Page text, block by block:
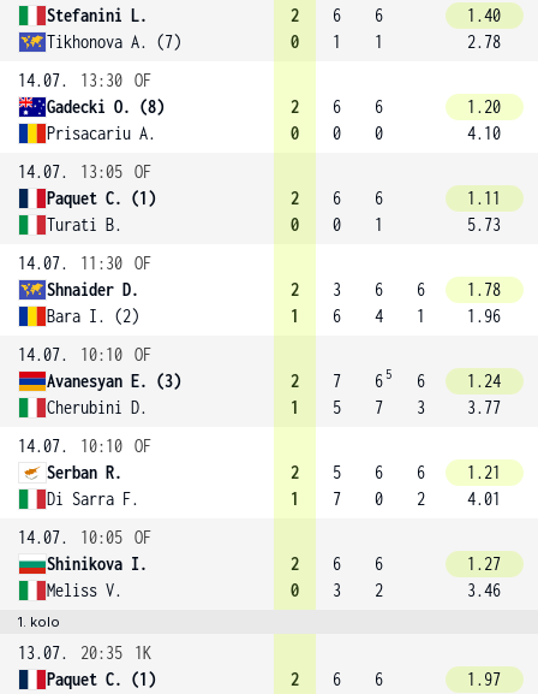
Stefanini L.
Tikhonova A. (7)
2
0
6
1
6
1
1.40
2.78
14.07.
13:30 OF
Gadecki O. (8)
Prisacariu A.
2
0
6
0
6
0
1.20
4.10
14.07.
13:05 OF
Paquet C. (1)
Turati B.
2
0
6
0
6
1
1.11
5.73
14.07.
11:30 OF
Shnaider D.
Bara I. (2)
2
1
3
6
6
4
6
1
1.78
1.96
14.07.
10:10 OF
Avanesyan E. (3)
Cherubini D.
2
1
7
5
6 5
7
6
3
1.24
3.77
14.07.
10:10 OF
Serban R.
Di Sarra F.
2
1
5
7
6
0
6
2
1.21
4.01
14.07.
10:05 OF
Shinikova I.
Meliss V.
2
0
6
3
6
2
1.27
3.46
1. kolo
13.07. 20:35
1K
Paquet C. (1)
2
6
6
1.97